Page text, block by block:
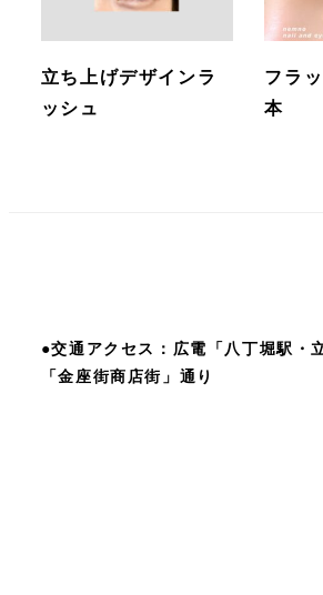
立ち上げデザインラ
ッシュ
フラ
本
●交通アクセス：広電「八丁堀駅・
「金座街商店街」通り